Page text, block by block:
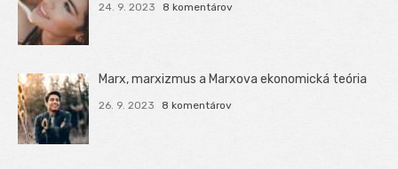
24. 9. 2023 8 komentárov
Marx, marxizmus a Marxova ekonomická teória
26. 9. 2023 8 komentárov